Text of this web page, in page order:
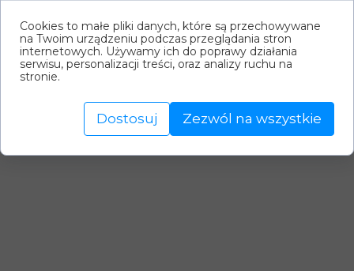
Cookies to małe pliki danych, które są przechowywane
na Twoim urządzeniu podczas przeglądania stron
internetowych. Używamy ich do poprawy działania
serwisu, personalizacji treści, oraz analizy ruchu na
stronie.
Dostosuj Zezwól na wszystkie